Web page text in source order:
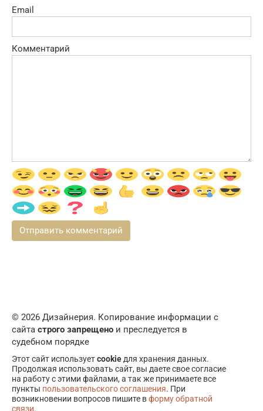
Email
Комментарий
© 2026 Дизайнерия. Копирование информации с
сайта строго запрещено и преследуется в
судебном порядке
Этот сайт используетcookie для хранения данных.
Продолжая использовать сайт, вы даете свое согласие
на работу с этими файлами, а так же принимаете все
пункты пользовательского соглашения. При
возникновении вопросов пишите вформу обратной
связи.